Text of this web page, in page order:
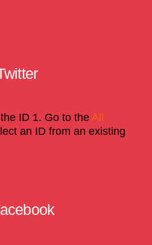
ID 1. Go to the All
an ID from an existing